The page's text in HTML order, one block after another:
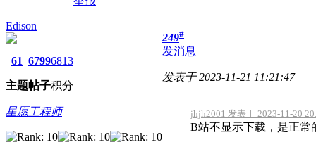
Edison
61
主题
6799
帖子
6813
积分
星愿工程师
249#
发消息
发表于 2023-11-21 11:21:47
jhjh2001 发表于 2023-11-20
B站不显示下载，是正常